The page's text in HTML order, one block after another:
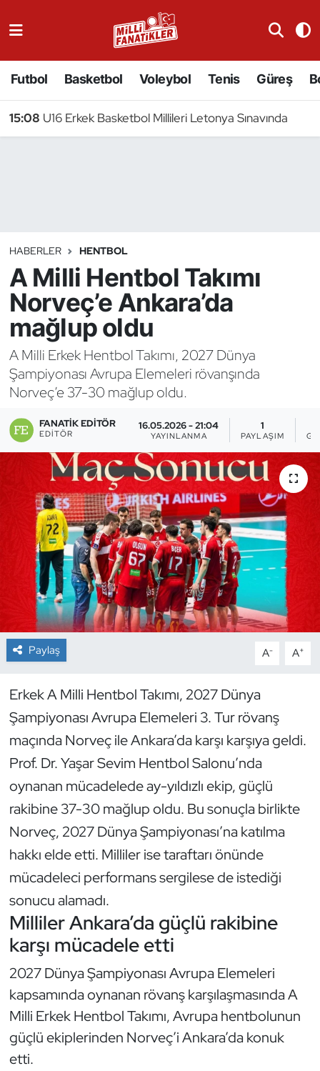
Futbol Basketbol Voleybol Tenis Güreş
15:08 U16 Erkek Basketbol Millileri Letonya Sınavında
HABERLER HENTBOL
A Milli Hentbol Takımı
Norveç’e Ankara’da
mağlup oldu
A Milli Erkek Hentbol Takımı, 2027 Dünya
Şampiyonası Avrupa Elemeleri rövanşında
Norveç’e 37-30 mağlup oldu.
FANATIK EDITÖR
EDITÖR
16.05.2026 - 21:04
YAYINLANMA
1
PAYLAŞIM
Paylaş A- A+
Erkek A Milli Hentbol Takımı, 2027 Dünya
Şampiyonası Avrupa Elemeleri 3. Tur rövanş
maçında Norveç ile Ankara’da karşı karşıya geldi.
Prof. Dr. Yaşar Sevim Hentbol Salonu’nda
oynanan mücadelede ay-yıldızlı ekip, güçlü
rakibine 37-30 mağlup oldu. Bu sonuçla birlikte
Norveç, 2027 Dünya Şampiyonası’na katılma
hakkı elde etti. Milliler ise taraftarı önünde
mücadeleci performans sergilese de istediği
sonucu alamadı.
Milliler Ankara’da güçlü rakibine
karşı mücadele etti
2027 Dünya Şampiyonası Avrupa Elemeleri
kapsamında oynanan rövanş karşılaşmasında A
Milli Erkek Hentbol Takımı, Avrupa hentbolunun
güçlü ekiplerinden Norveç’i Ankara’da konuk
etti.
Badminton
Binicilik
Bisiklet
Bocce Bowling Dart
Boks
Briç
Buz Hokeyi
Buz Pateni
Çim Hokeyi
Cimnastik
Curling
Dağcılık
Dövüş Sanatı
E-Spor
Eskrim
Futbol
Futsal
Genel
Golf
Güreş
Halter
Hava Sporları